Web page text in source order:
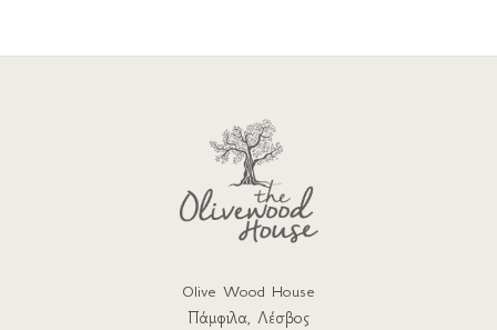
Olive Wood House
Πάμφιλα, Λέσβος